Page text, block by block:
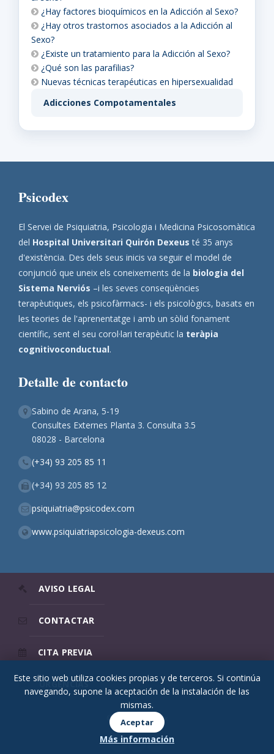
¿Hay factores bioquímicos en la Adicción al Sexo?
¿Hay otros trastornos asociados a la Adicción al
Sexo?
¿Existe un tratamiento para la Adicción al Sexo?
¿Qué son las parafilias?
Nuevas técnicas terapéuticas en hipersexualidad
Adicciones Compotamentales
Psicodex
El Servei de Psiquiatria, Psicologia i Medicina Psicosomàtica
del Hospital Universitari Quirón Dexeus té 35 anys
d'existència. Des dels seus inicis va seguir el model de
conjunció que uneix els coneixements de la biologia del
Sistema Nerviós –i les seves conseqüències
terapèutiques, els psicofàrmacs- i els psicològics, basats en
les teories de l'aprenentatge i amb un sòlid fonament
científic, sent el seu corol·lari terapèutic la teràpia
cognitivoconductual.
Detalle de contacto
Sabino de Arana, 5-19
Consultes Externes Planta 3. Consulta 3.5
08028 - Barcelona
(+34) 93 205 85 11
(+34) 93 205 85 12
psiquiatria@psicodex.com
www.psiquiatriapsicologia-dexeus.com
AVISO LEGAL
CONTACTAR
CITA PREVIA
URGENCIAS
© 2026 Psicodex
Este sitio web utiliza cookies propias y de terceros. Si continúa
navegando, supone la aceptación de la instalación de las
mismas.
Aceptar
Más información